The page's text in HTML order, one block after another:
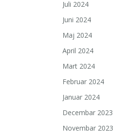
Juli 2024
Juni 2024
Maj 2024
April 2024
Mart 2024
Februar 2024
Januar 2024
Decembar 2023
Novembar 2023